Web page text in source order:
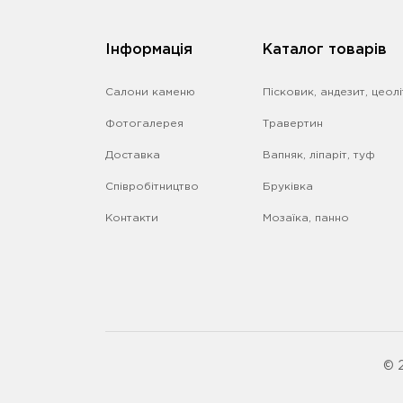
Iнформація
Салони каменю
Фотогалерея
Доставка
Співробітництво
Контакти
Каталог товарів
Пісковик, андезит,
Травертин
Вапняк, ліпаріт, туф
Бруківка
Мозаїка, панно
©